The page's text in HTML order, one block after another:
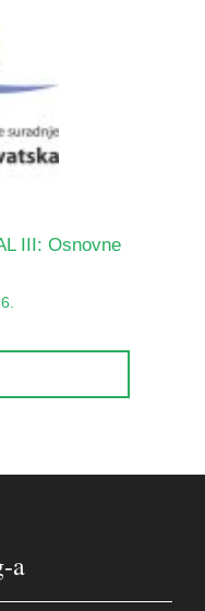
III: Osnovne
a